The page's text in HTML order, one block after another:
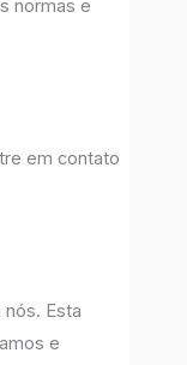
normas e
em contato
Esta
e